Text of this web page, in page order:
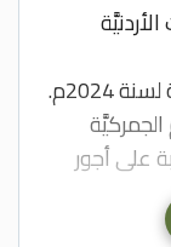
على أجور
فهد